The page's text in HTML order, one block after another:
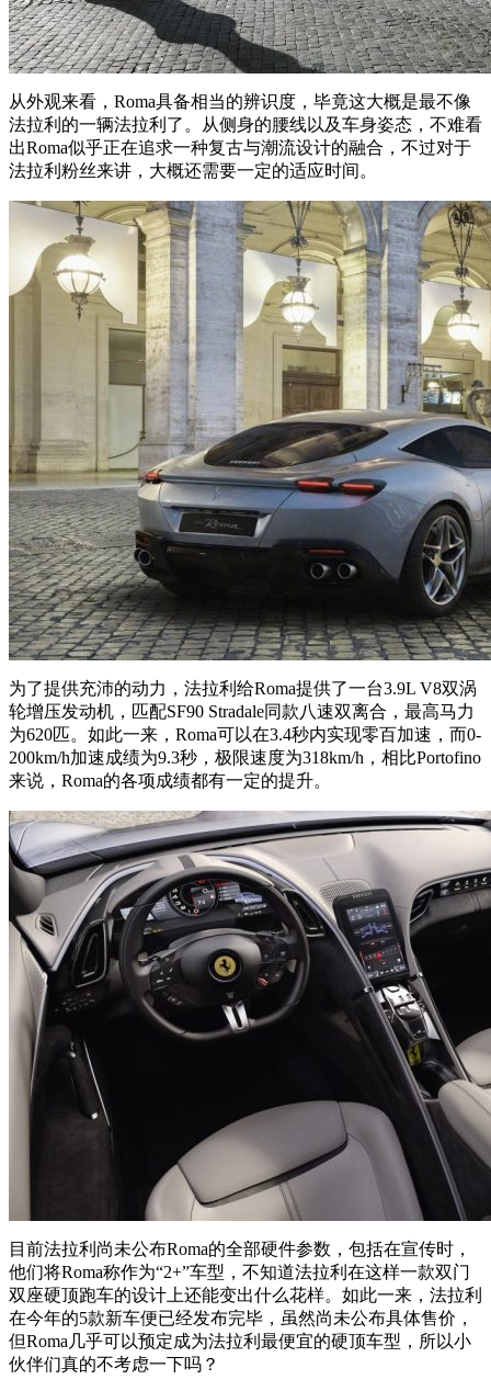
从外观来看，Roma具备相当的辨识度，毕竟这大概是最不像
法拉利的一辆法拉利了。从侧身的腰线以及车身姿态，不难看
出Roma似乎正在追求一种复古与潮流设计的融合，不过对于
法拉利粉丝来讲，大概还需要一定的适应时间。
为了提供充沛的动力，法拉利给Roma提供了一台3.9L V8双涡
轮增压发动机，匹配SF90 Stradale同款八速双离合，最高马力
为620匹。如此一来，Roma可以在3.4秒内实现零百加速，而0-
200km/h加速成绩为9.3秒，极限速度为318km/h，相比Portofino
来说，Roma的各项成绩都有一定的提升。
目前法拉利尚未公布Roma的全部硬件参数，包括在宣传时，
他们将Roma称作为“2+”车型，不知道法拉利在这样一款双门
双座硬顶跑车的设计上还能变出什么花样。如此一来，法拉利
在今年的5款新车便已经发布完毕，虽然尚未公布具体售价，
但Roma几乎可以预定成为法拉利最便宜的硬顶车型，所以小
伙伴们真的不考虑一下吗？